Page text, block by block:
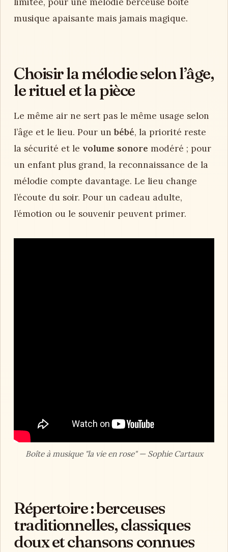
musique apaisante mais jamais magique.
Choisir la mélodie selon l’âge,
le rituel et la pièce
Le même air ne sert pas le même usage selon
l’âge et le lieu. Pour unbébé, la priorité reste
la sécurité et le volume sonore modéré ; pour
un enfant plus grand, la reconnaissance de la
mélodie compte davantage. Le lieu change
l’écoute du soir. Pour un cadeau adulte,
l’émotion ou le souvenir peuvent primer.
Boîte à musique "la vie en rose" — Sophie Cartaux
Répertoire : berceuses
traditionnelles, classiques
doux et chansons connues